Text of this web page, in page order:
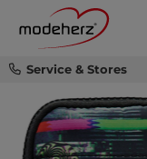
Service & Stores